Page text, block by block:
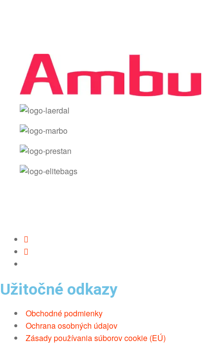
Užitočné odkazy
Obchodné podmienky
Ochrana osobných údajov
Zásady používania súborov cookie (EÚ)